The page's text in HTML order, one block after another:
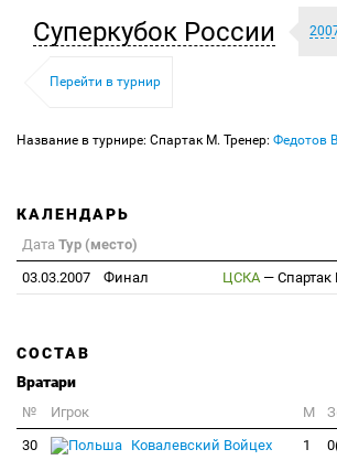
Суперкубок России
Перейти в турнир
Название в турнире: Спартак М. Тренер: Федотов
КАЛЕНДАРЬ
Дата Тур (место)
03.03.2007
Финал ЦСКА—
СОСТАВ
Вратари
№ Игрок M
30
Ковалевский Войцех 1